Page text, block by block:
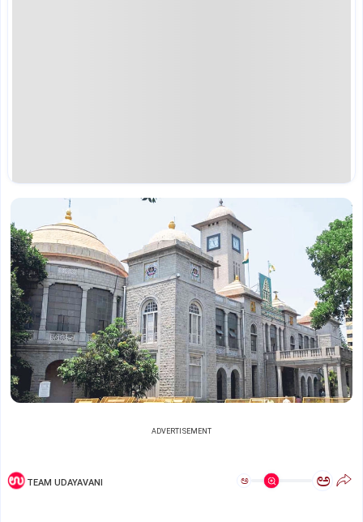
ADVERTISEMENT
TEAM UDAYAVANI ಅ ಅ